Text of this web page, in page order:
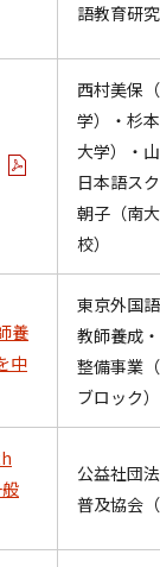
語教育研
西村美保
学）・杉
大学）・
日本語ス
朝子（南
校）
養
中
東京外国
教師養成
整備事業
ブロック）
公益社団
普及協会